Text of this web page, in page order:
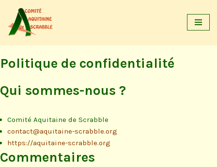
Aller
au
Politique de confidentialité
Qui sommes-nous ?
Comité Aquitaine de Scrabble
contact@aquitaine-scrabble.org
https://aquitaine-scrabble.org
Commentaires